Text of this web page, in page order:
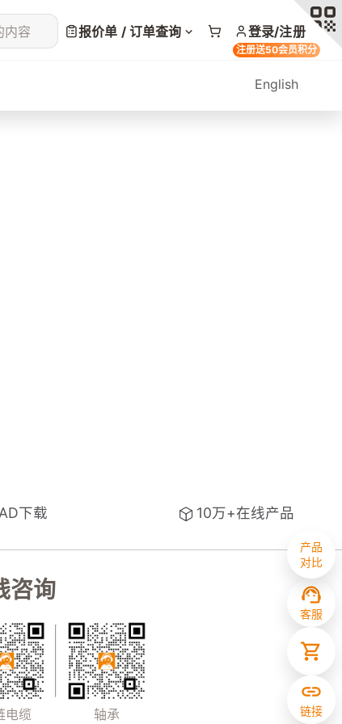
内容 报价单 / 订单查询 登录/注册
注册送50会员积分
English
下载 10万+在线产品
咨询
电缆 轴承
产品
对比
客服
链接